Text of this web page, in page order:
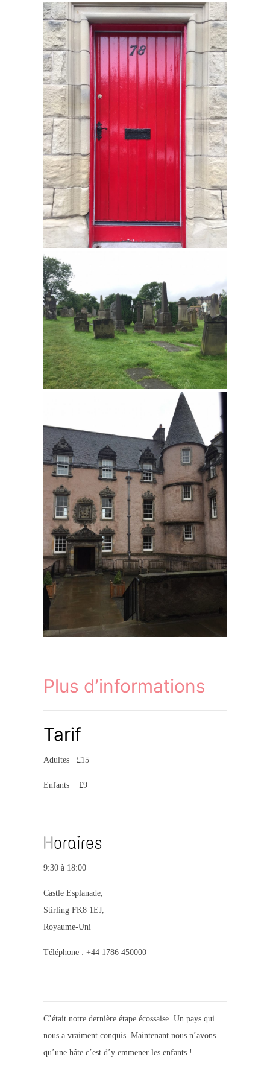
Plus d’informations
Tarif
Adultes £15
Enfants £9
Horaires
9:30 à 18:00
Castle Esplanade,
Stirling FK8 1EJ,
Royaume-Uni
Téléphone : +44 1786 450000
C’était notre dernière étape écossaise. Un pays qui
nous a vraiment conquis. Maintenant nous n’avons
qu’une hâte c’est d’y emmener les enfants !